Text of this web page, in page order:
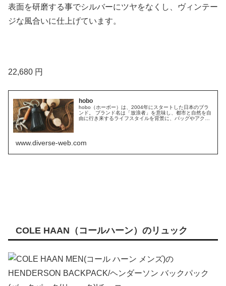
表面を研磨する事でシルバーにツヤをなくし、ヴィンテー
ジな風合いに仕上げています。
22,680 円
hobo
hobo（ホーボー）は、2004年にスタートした日本のブラ
ンド。 ブランド名は「放浪者」を意味し、都市と自然を自
由に行き来するライフスタイルを背景に、バッグやアクセ
www.diverse-web.com
COLE HAAN（コールハーン）のリュック